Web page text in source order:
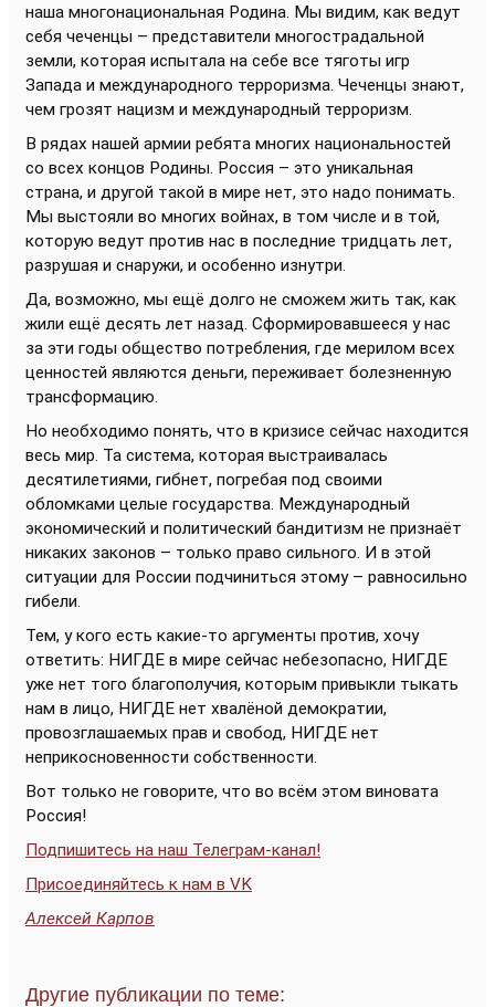
наша многонациональная Родина. Мы видим, как ведут
себя чеченцы – представители многострадальной
земли, которая испытала на себе все тяготы игр
Запада и международного терроризма. Чеченцы знают,
чем грозят нацизм и международный терроризм.
В рядах нашей армии ребята многих национальностей
со всех концов Родины. Россия – это уникальная
страна, и другой такой в мире нет, это надо понимать.
Мы выстояли во многих войнах, в том числе и в той,
которую ведут против нас в последние тридцать лет,
разрушая и снаружи, и особенно изнутри.
Да, возможно, мы ещё долго не сможем жить так, как
жили ещё десять лет назад. Сформировавшееся у нас
за эти годы общество потребления, где мерилом всех
ценностей являются деньги, переживает болезненную
трансформацию.
Но необходимо понять, что в кризисе сейчас находится
весь мир. Та система, которая выстраивалась
десятилетиями, гибнет, погребая под своими
обломками целые государства. Международный
экономический и политический бандитизм не признаёт
никаких законов – только право сильного. И в этой
ситуации для России подчиниться этому – равносильно
гибели.
Тем, у кого есть какие-то аргументы против, хочу
ответить: НИГДЕ в мире сейчас небезопасно, НИГДЕ
уже нет того благополучия, которым привыкли тыкать
нам в лицо, НИГДЕ нет хвалёной демократии,
провозглашаемых прав и свобод, НИГДЕ нет
неприкосновенности собственности.
Вот только не говорите, что во всём этом виновата
Россия!
Подпишитесь на наш Телеграм-канал!
Присоединяйтесь к нам в VK
Алексей Карпов
Другие публикации по теме: